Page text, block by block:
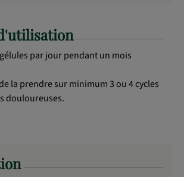
gélules par jour pendant un mois
la prendre sur minimum 3 ou 4 cycles
douloureuses.